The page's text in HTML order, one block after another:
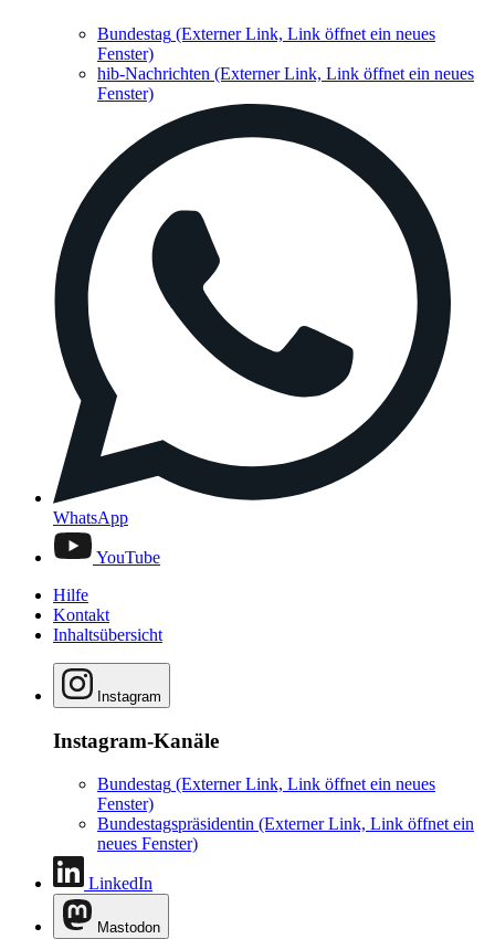
Bundestag (Externer Link, Link öffnet ein neues
Fenster)
hib-Nachrichten (Externer Link, Link öffnet ein neues
Fenster)
WhatsApp
YouTube
Hilfe
Kontakt
Inhaltsübersicht
Instagram
Instagram-Kanäle
Bundestag (Externer Link, Link öffnet ein neues
Fenster)
Bundestagspräsidentin (Externer Link, Link öffnet ein
neues Fenster)
LinkedIn
Mastodon